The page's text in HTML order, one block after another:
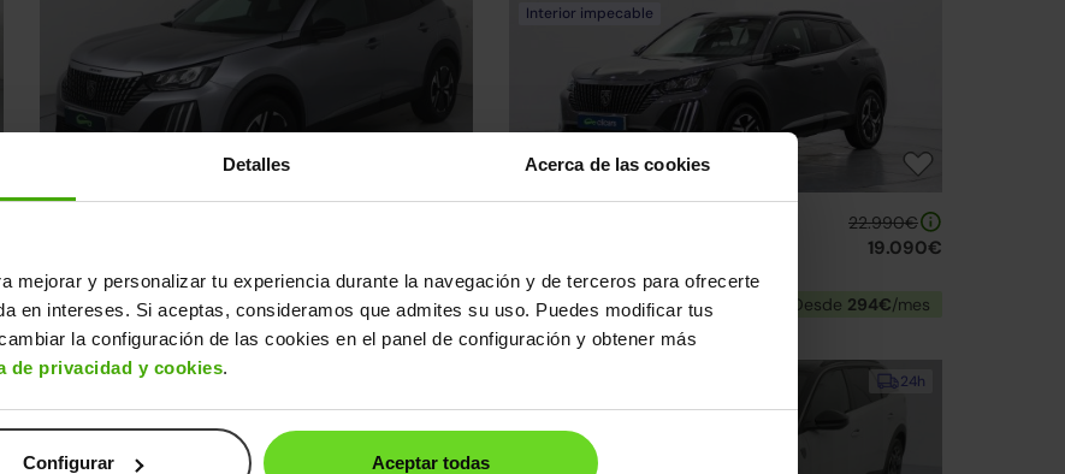
Detalles Acerca de las cookies
mejorar y personalizar tu experiencia durante la navegación y de terceros para ofrecerte
en intereses. Si aceptas, consideramos que admites su uso. Puedes modificar tus
la configuración de las cookies en el panel de configuración y obtener más
de privacidad y cookies.
Configurar Aceptar todas
2025 | 17.746km | 145CV | Automático
Mild hybrid Desde302€/mes
Interior impecable
2026 | 4km | 100CV | Manual
22.990€
19.090€
Gasolina Desde 294€/mes
Reservado 24h